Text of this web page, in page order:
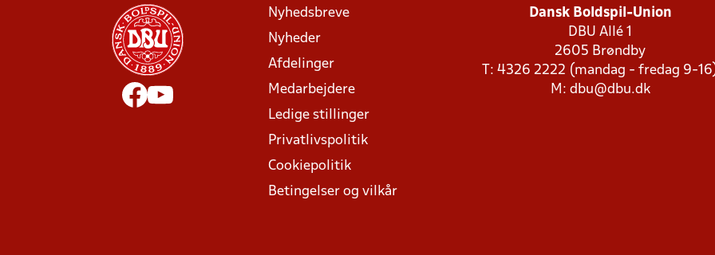
Nyhedsbreve
Nyheder
Afdelinger
Medarbejdere
Ledige stillinger
Privatlivspolitik
Cookiepolitik
Betingelser og vilkår
Dansk Boldspil-Union
DBU Allé 1
2605 Brøndby
T: 4326 2222 (mandag - fredag 9-
M: dbu@dbu.dk